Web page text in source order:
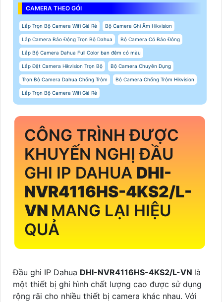
CAMERA THEO GÓI
Lắp Trọn Bộ Camera Wifi Giá Rẻ Bộ Camera Ghi Âm Hikvision
Lắp Camera Báo Động Trọn Bộ Dahua Bộ Camera Có Báo Đông
Lắp Bộ Camera Dahua Full Color ban đêm có màu
Lắp Đặt Camera Hikvision Trọn Bộ Bộ Camera Chuyên Dụng
Trọn Bộ Camera Dahua Chống Trộm Bộ Camera Chống Trộm Hikvision
Lắp Trọn Bộ Camera Wifi Giá Rẻ
CÔNG TRÌNH ĐƯỢC
KHUYẾN NGHỊ ĐẦU
GHI IP DAHUA DHI-
NVR4116HS-4KS2/L-
VN MANG LẠI HIỆU
QUẢ
Đầu ghi IP Dahua DHI-NVR4116HS-4KS2/L-VN là
một thiết bị ghi hình chất lượng cao được sử dụng
rộng rãi cho nhiều thiết bị camera khác nhau. Với